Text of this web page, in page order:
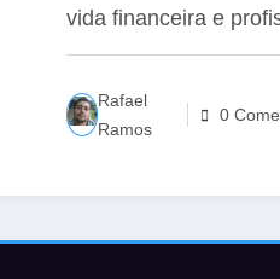
vida financeira e
Rafael
Ramos
0